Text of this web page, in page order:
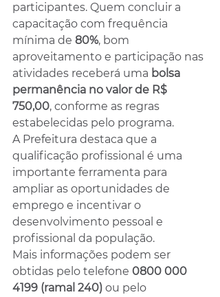
participantes. Quem concluir a
capacitação com frequência
mínima de 80%, bom
aproveitamento e participação nas
atividades receberá uma bolsa
permanência no valor de R$
750,00, conforme as regras
estabelecidas pelo programa.
A Prefeitura destaca que a
qualificação profissional é uma
importante ferramenta para
ampliar as oportunidades de
emprego e incentivar o
desenvolvimento pessoal e
profissional da população.
Mais informações podem ser
obtidas pelo telefone 0800 000
4199 (ramal 240) ou pelo